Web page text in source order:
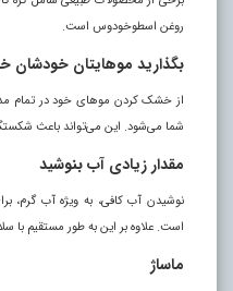
روغن اسطوخودوس است.
بگذارید موهایتان
از خشک کردن مو‌های خود در تمام
شما می‌شود. این می‌تواند باعث
مقدار زیادی آب بنوشید
نوشیدن آب کافی، به ویژه آب گرم،
است. علاوه بر این به طور مستقیم با
ماساژ